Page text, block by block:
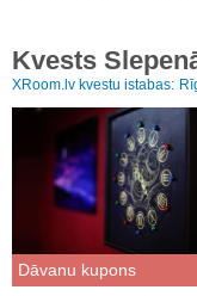
Kvests
XRoom.lv kvestu istabas:
Dāvanu kupons